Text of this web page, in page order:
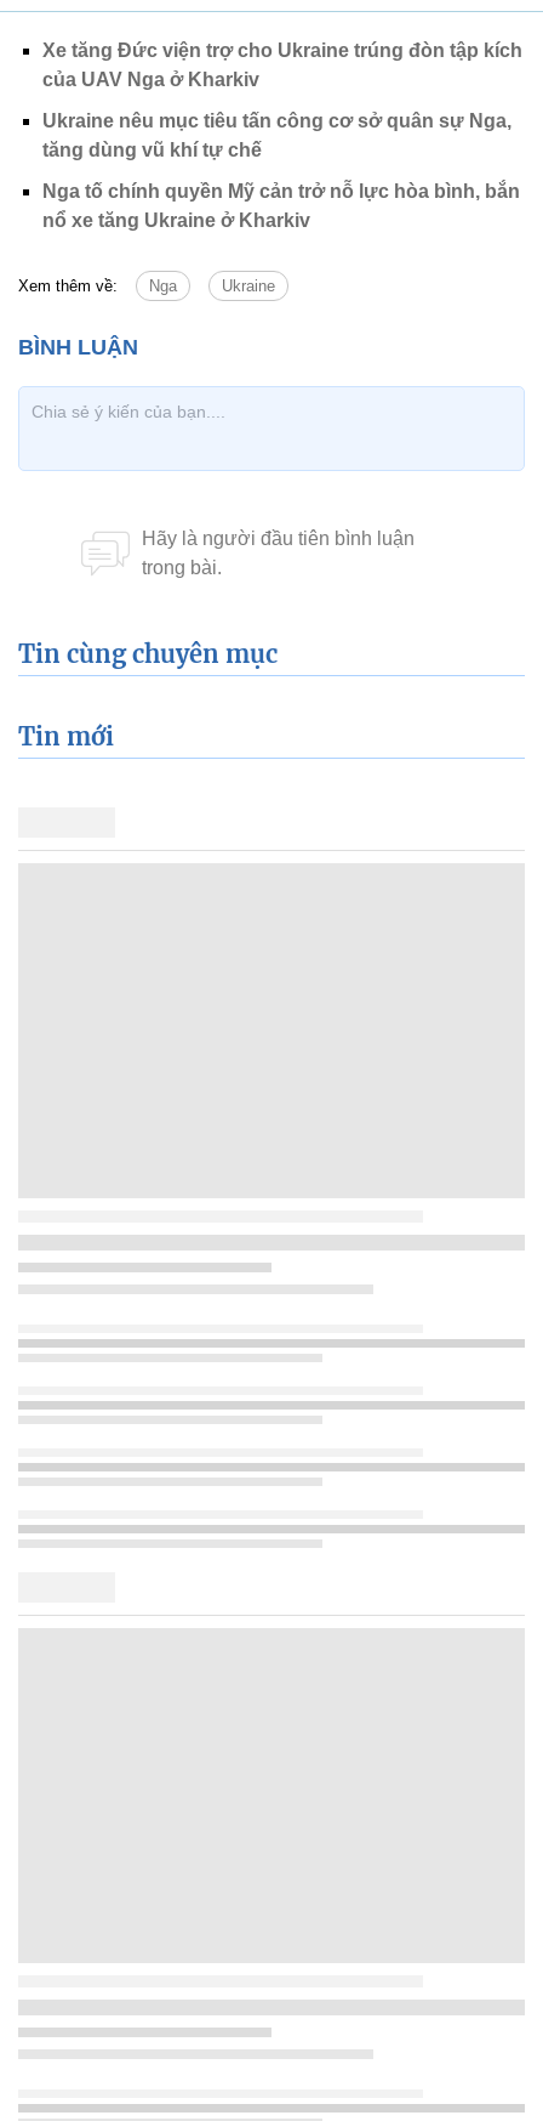
Xe tăng Đức viện trợ cho Ukraine trúng đòn tập kích
của UAV Nga ở Kharkiv
Ukraine nêu mục tiêu tấn công cơ sở quân sự Nga,
tăng dùng vũ khí tự chế
Nga tố chính quyền Mỹ cản trở nỗ lực hòa bình, bắn
nổ xe tăng Ukraine ở Kharkiv
Xem thêm về: Nga Ukraine
Tin cùng chuyên mục
Tin mới